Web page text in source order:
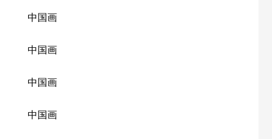
中国画
中国画
中国画
中国画